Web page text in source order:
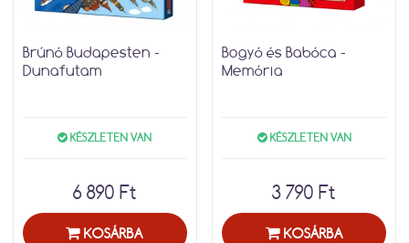
Brúnó Budapesten -
Dunafutam
KÉSZLETEN VAN
6 890 Ft
KOSÁRBA
Bogyó és Babóca -
Memória
KÉSZLETEN VAN
3 790 Ft
KOSÁRBA